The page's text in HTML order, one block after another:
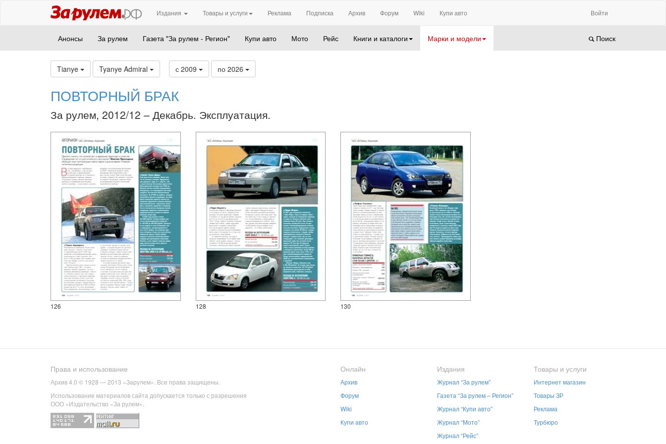
Издания Товары и услуги Реклама Подписка Архив Форум Wiki Купи авто Войти
Анонсы За рулем Газета "За рулем - Регион" Купи авто Мото Рейс Книги и каталоги Марки и модели Поиск
Tianye Tyanye Admiral с 2009 по 2026
ПОВТОРНЫЙ БРАК
За рулем, 2012/12 – Декабрь. Эксплуатация.
126 128 130
Права и использование
Архив 4.0 © 1928 — 2013 «Зарулем». Все права защищены.
Использование материалов сайта допускается только с разрешения
ООО «Издательство «За рулем».
Онлайн
Архив
Форум
Wiki
Купи авто
Издания
Журнал “За рулем”
Газета “За рулем – Регион”
Журнал “Купи авто”
Журнал “Мото”
Журнал “Рейс”
Товары и услуги
Интернет магазин
Товары ЗР
Реклама
Турбюро